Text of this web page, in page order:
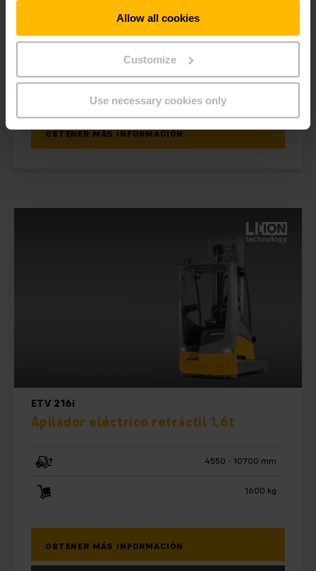
Allow all cookies
Customize
Use necessary cookies only
Carretilla multidireccional 2,0 - 2,5t
2000 - 2500 kg
OBTENER MÁS INFORMACIÓN
ETV 216i
Apilador eléctrico retráctil 1,6t
4550 - 10700 mm
1600 kg
OBTENER MÁS INFORMACIÓN